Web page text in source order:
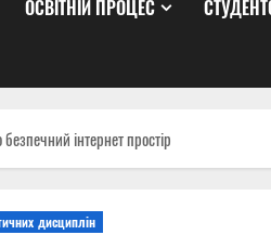
ОСВІТНІЙ ПРОЦЕС
інтернет простір
дисциплін